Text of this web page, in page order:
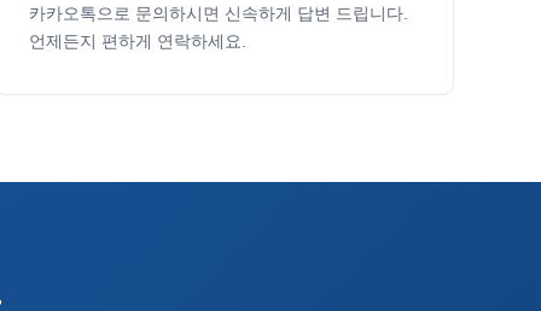
카카오톡으로 문의하시면 신속하게 답변 드립니다.
언제든지 편하게 연락하세요.